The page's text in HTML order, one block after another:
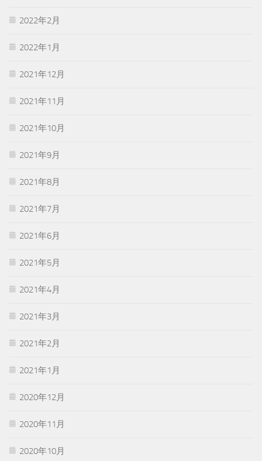
2022年2月
2022年1月
2021年12月
2021年11月
2021年10月
2021年9月
2021年8月
2021年7月
2021年6月
2021年5月
2021年4月
2021年3月
2021年2月
2021年1月
2020年12月
2020年11月
2020年10月